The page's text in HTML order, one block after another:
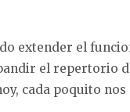
extender el
el repertorio
cada poquito